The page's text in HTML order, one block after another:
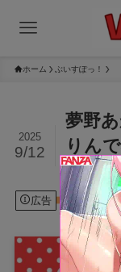
ホーム ぶいすぽっ！
夢野
りん
査
2025
9/12
広告 ぶいすぽっ！